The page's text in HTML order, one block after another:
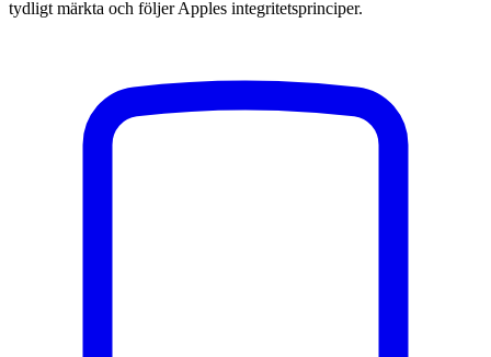
tydligt märkta och följer Apples integritetsprinciper.